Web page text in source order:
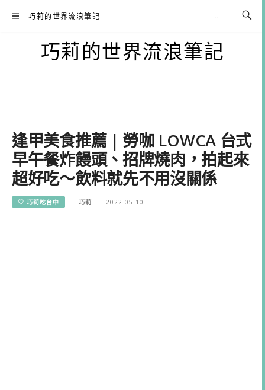
巧莉的世界流浪筆記
巧莉的世界流浪筆記
逢甲美食推薦 | 勞咖 LOWCA 台式
早午餐炸饅頭、招牌燒肉，拍起來
超好吃～飲料就先不用沒關係
♡ 巧莉吃台中 巧莉 2022-05-10